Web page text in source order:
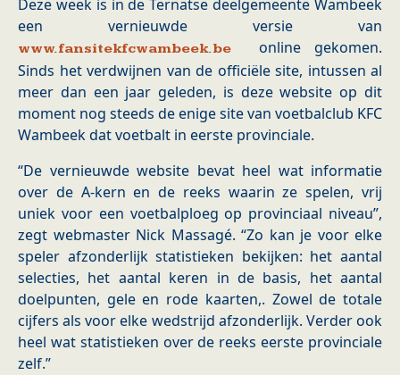
Deze week is in de Ternatse deelgemeente Wambeek
een vernieuwde versie van
www.fansitekfcwambeek.be online gekomen.
Sinds het verdwijnen van de officiële site, intussen al
meer dan een jaar geleden, is deze website op dit
moment nog steeds de enige site van voetbalclub KFC
Wambeek dat voetbalt in eerste provinciale.
“De vernieuwde website bevat heel wat informatie
over de A-kern en de reeks waarin ze spelen, vrij
uniek voor een voetbalploeg op provinciaal niveau”,
zegt webmaster Nick Massagé. “Zo kan je voor elke
speler afzonderlijk statistieken bekijken: het aantal
selecties, het aantal keren in de basis, het aantal
doelpunten, gele en rode kaarten,. Zowel de totale
cijfers als voor elke wedstrijd afzonderlijk. Verder ook
heel wat statistieken over de reeks eerste provinciale
zelf.”